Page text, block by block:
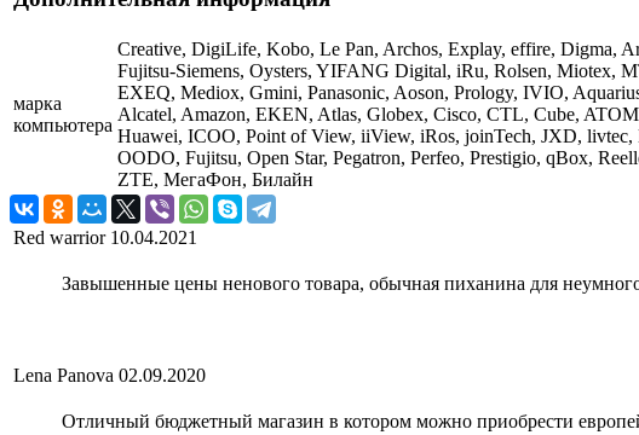
марка
компьютера
Creative, DigiLife, Kobo, Le Pan, Archos, Explay, effire, Digma,
Fujitsu-Siemens, Oysters, YIFANG Digital, iRu, Rolsen,
EXEQ, Mediox, Gmini, Panasonic, Aoson, Prology, IVIO,
Alcatel, Amazon, EKEN, Atlas, Globex, Cisco, CTL, Cube,
Huawei, ICOO, Point of View, iiView, iRos, joinTech, JXD,
OODO, Fujitsu, Open Star, Pegatron, Perfeo, Prestigio, qBox,
ZTE, МегаФон, Билайн
Red warrior 10.04.2021
Завышенные цены ненового товара, обычная пиханина для
Lena Panova 02.09.2020
Отличный бюджетный магазин в котором можно приобрести